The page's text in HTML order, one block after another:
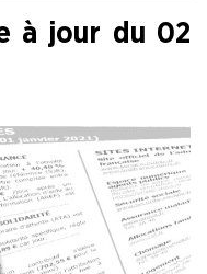
à jour du 02